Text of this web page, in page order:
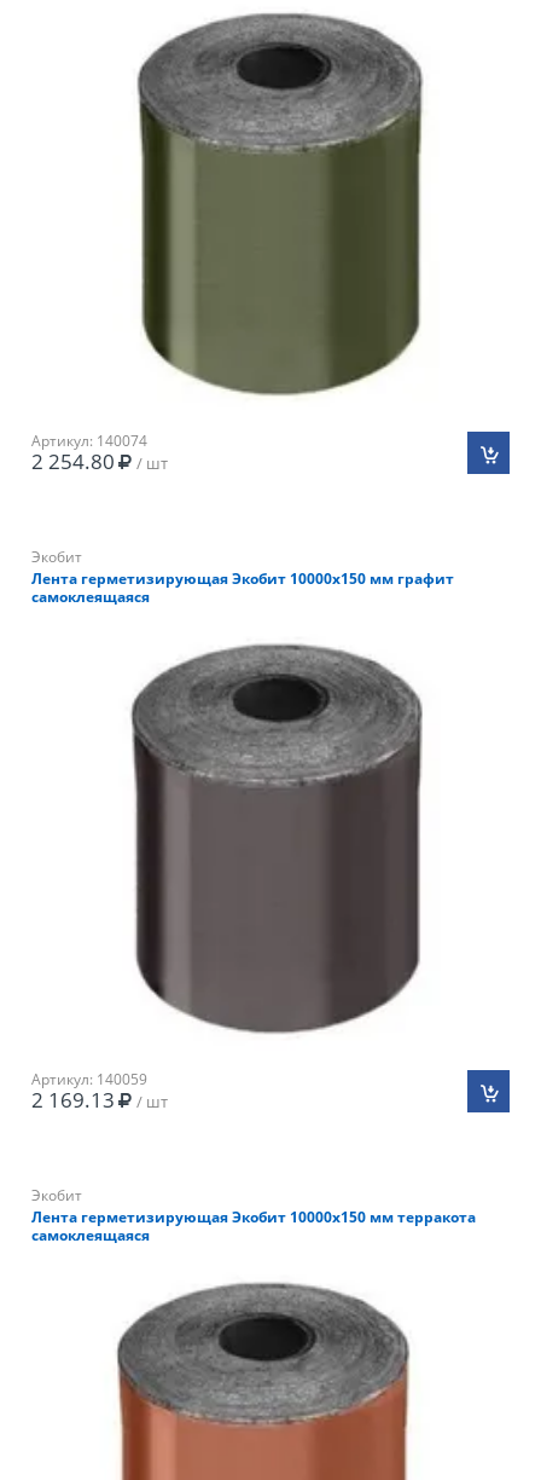
Артикул: 140074
2 254.80 / шт
Экобит
Лента герметизирующая Экобит 10000х150 мм графит
самоклеящаяся
Артикул: 140059
2 169.13 / шт
Экобит
Лента герметизирующая Экобит 10000х150 мм терракота
самоклеящаяся